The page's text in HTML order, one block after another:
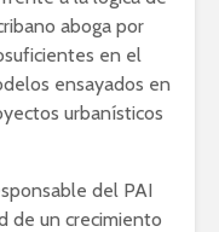
aboga por
en el
ensayados en
urbanísticos
del PAI
de un crecimiento